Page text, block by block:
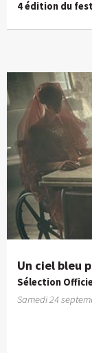
4 édition du
Un ciel bleu
Sélection
Samedi 24